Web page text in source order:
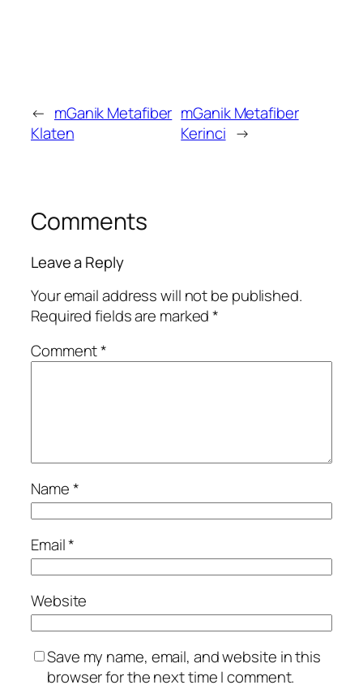
← mGanik Metafiber
Klaten
mGanik Metafiber
Kerinci →
Comments
Leave a Reply
Your email address will not be published.
Required fields are marked*
Comment*
Name*
Email*
Website
Save my name, email, and website in this
browser for the next time I comment.